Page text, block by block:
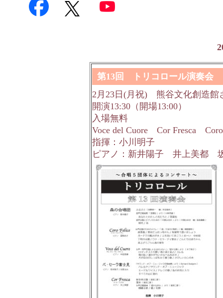
第13回 トリコロール演奏会
2月23日(月祝) 熊谷文化創造館
開演13:30（開場13:00）
入場無料
Voce del Cuore Cor Fresca
指揮：小川明子
ピアノ：新井陽子 井上美都